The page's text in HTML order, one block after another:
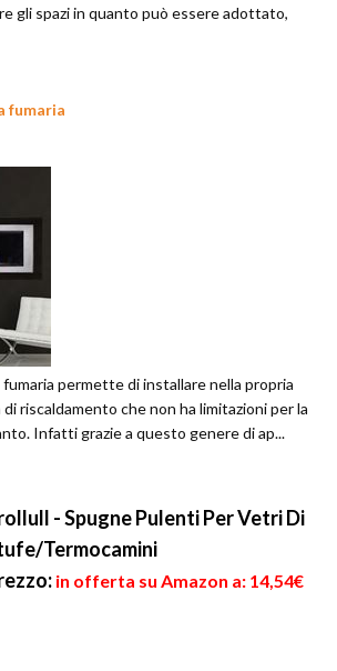
gli spazi in quanto può essere adottato,
fumaria
fumaria permette di installare nella propria
riscaldamento che non ha limitazioni per la
Infatti grazie a questo genere di ap...
- Spugne Pulenti Per Vetri Di
Termocamini
in offerta su Amazon a: 14,54€